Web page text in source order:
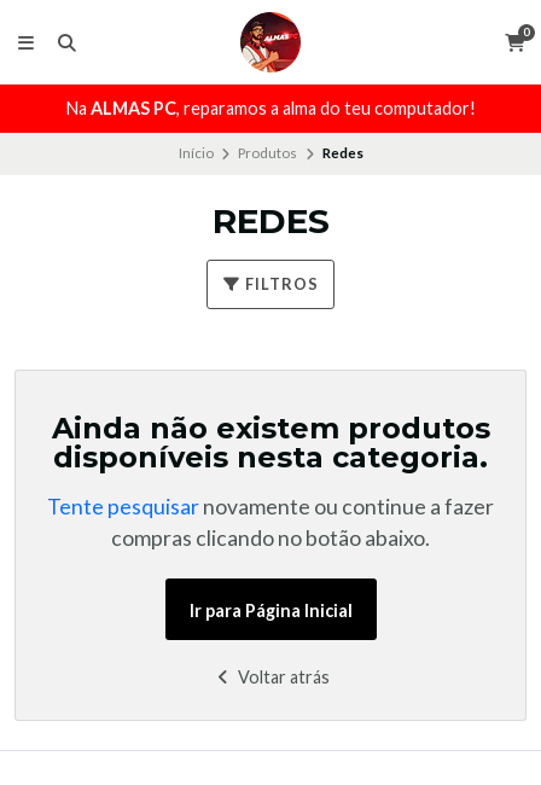
0
Na ALMAS PC, reparamos a alma do teu computador!
Início Produtos Redes
REDES
FILTROS
Ainda não existem produtos
disponíveis nesta categoria.
Tente pesquisarnovamente ou continue a fazer
compras clicando no botão abaixo.
Ir para Página Inicial
Voltar atrás